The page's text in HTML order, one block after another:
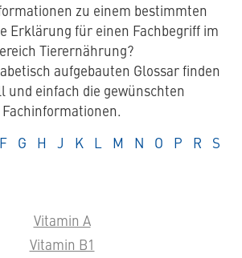
zu einem bestimmten
Erklärung für einen Fachbegriff im
Tierernährung?
aufgebauten Glossar finden
und einfach die gewünschten
Fachinformationen.
Glossar
F Glossar
G Glossar
H Glossar
J Glossar
K Glossar
L Glossar
M Glossar
N Glossar
O Glossar
P Glossar
R
S
Vitamin A
Vitamin B1